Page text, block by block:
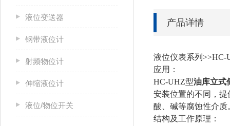
液位变送器
钢带液位计
射频物位计
伸缩液位计
液位/物位开关
产品详情
液位仪表系列>>HC-
应用：
HC-UHZ型油库立式
安装位置的不同，提
酸、碱等腐蚀性介质
结构及工作原理：